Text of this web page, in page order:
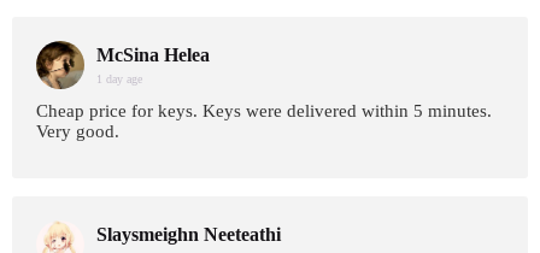
McSina Helea
1 day age
Cheap price for keys. Keys were delivered within 5 minutes.
Very good.
Slaysmeighn Neeteathi